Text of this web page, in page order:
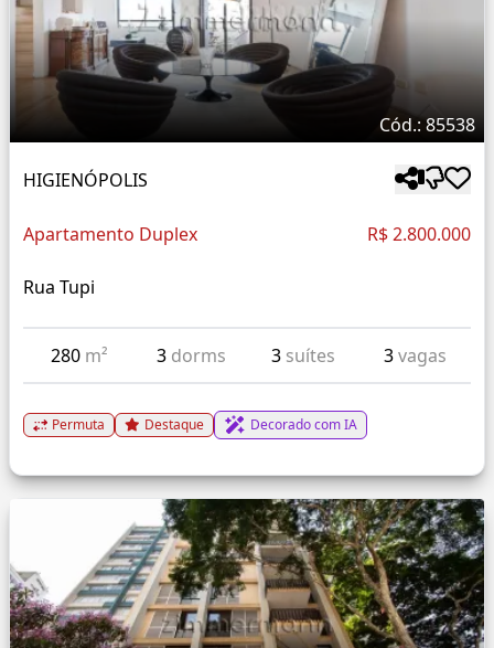
Cód.: 85538
HIGIENÓPOLIS
Apartamento Duplex R$ 2.800.000
Rua Tupi
280 m² 3 dorms 3 suítes 3vagas
Permuta Destaque Decorado com IA